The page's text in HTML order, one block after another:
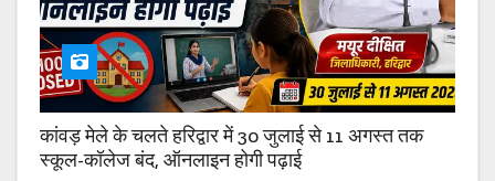
कांवड़ मेले के चलते हरिद्वार में 30 जुलाई से 11 अगस्त तक
स्कूल-कॉलेज बंद, ऑनलाइन होगी पढ़ाई